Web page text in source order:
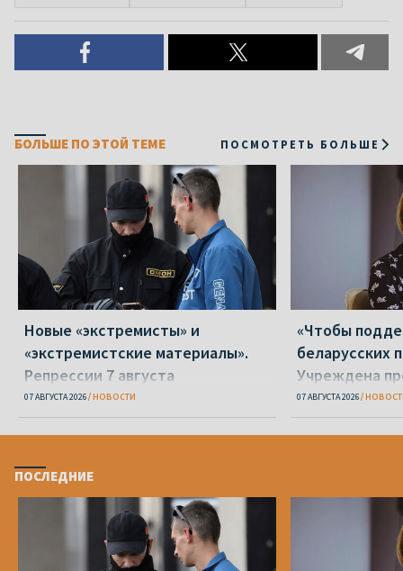
БОЛЬШЕ ПО ЭТОЙ ТЕМЕ ПОСМОТРЕТЬ БОЛЬШЕ
Новые «экстремисты» и
«экстремистские материалы».
Репрессии 7 августа
07 АВГУСТА 2026 НОВОСТИ
«Чтобы
беларусских
Учреждена
Вежновец
07 АВГУСТА 2026
ПОСЛЕДНИЕ